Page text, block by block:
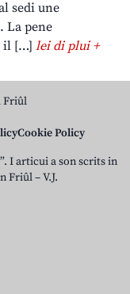
sedi une
La pene
il […] lei di plui +
Friûl
Cookie Policy
I articui a son scrits in
Friûl – V.J.